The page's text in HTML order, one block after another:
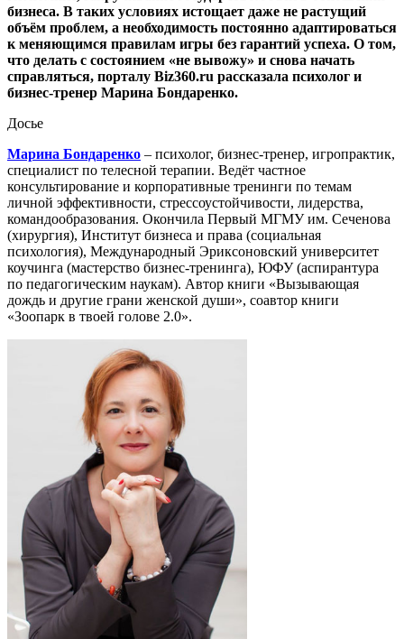
бизнеса. В таких условиях истощает даже не растущий
объём проблем, а необходимость постоянно адаптироваться
к меняющимся правилам игры без гарантий успеха. О том,
что делать с состоянием «не вывожу» и снова начать
справляться, порталу Biz360.ru рассказала психолог и
бизнес-тренер Марина Бондаренко.
Досье
Марина Бондаренко – психолог, бизнес-тренер, игропрактик,
специалист по телесной терапии. Ведёт частное
консультирование и корпоративные тренинги по темам
личной эффективности, стрессоустойчивости, лидерства,
командообразования. Окончила Первый МГМУ им. Сеченова
(хирургия), Институт бизнеса и права (социальная
психология), Международный Эриксоновский университет
коучинга (мастерство бизнес-тренинга), ЮФУ (аспирантура
по педагогическим наукам). Автор книги «Вызывающая
дождь и другие грани женской души», соавтор книги
«Зоопарк в твоей голове 2.0».